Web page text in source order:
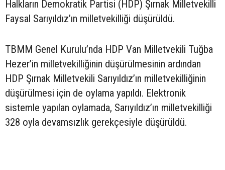
Halkların Demokratik Partisi (HDP) Şırnak Milletvekilli
Faysal Sarıyıldız’ın milletvekilliği düşürüldü.
TBMM Genel Kurulu’nda HDP Van Milletvekili Tuğba
Hezer’in milletvekilliğinin düşürülmesinin ardından
HDP Şırnak Milletvekili Sarıyıldız’ın milletvekilliğinin
düşürülmesi için de oylama yapıldı. Elektronik
sistemle yapılan oylamada, Sarıyıldız’ın milletvekilliği
328 oyla devamsızlık gerekçesiyle düşürüldü.